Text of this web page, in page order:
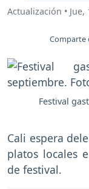
Actualización • Jue,
Comparte
Festival
Cali espera
platos locales
de festival.